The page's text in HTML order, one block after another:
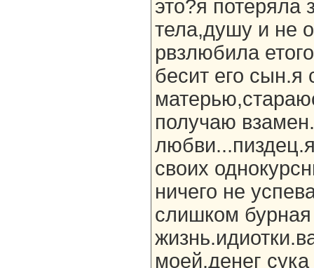
это?я потеряла
тела,душу и не
рвзлюбила
бесит его
получаю
своих
ничего не
слишком
моей.денег сука